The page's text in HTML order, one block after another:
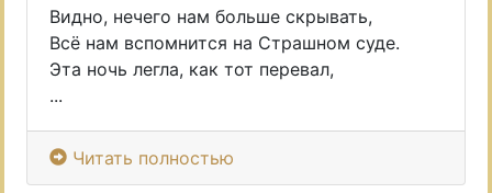
Видно, нечего нам больше скрывать,
Всё нам вспомнится на Страшном суде.
Эта ночь легла, как тот перевал,
...
Читать полностью